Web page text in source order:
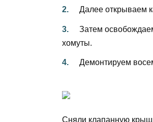
Далее открываем
Затем
хомуты.
Демонтируем
Сняли клапанную